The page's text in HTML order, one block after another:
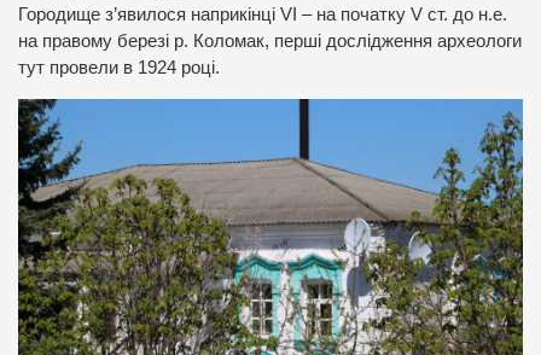
Городище з’явилося наприкінці VI – на початку V ст. до н.е.
на правому березі р. Коломак, перші дослідження археологи
тут провели в 1924 році.